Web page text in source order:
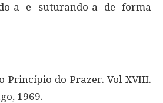
a e suturando-a de forma
Princípio do Prazer. Vol XVIII.
1969.